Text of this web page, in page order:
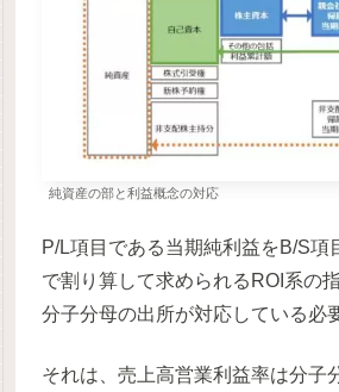
純資産の部と利益概念の対応
P/L項目である当期純利益をB/S項
で割り算して求められるROI系の
分子分母の出所が対応している必
それは、売上高営業利益率は分子